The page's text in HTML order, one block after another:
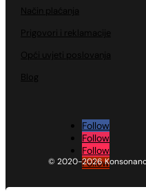
Način plaćanja
Prigovori i reklamacije
Opći uvjeti poslovanja
Blog
Follow
Follow
Follow
Follow
© 2020-2026